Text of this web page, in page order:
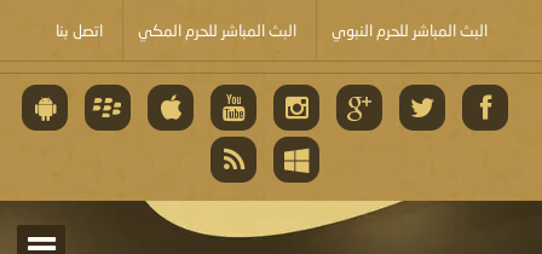
البث المباشر للحرم النبوي البث المباشر للحرم المكي اتصل بنا